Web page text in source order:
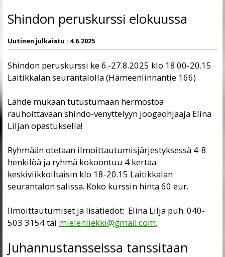
Shindon peruskurssi elokuussa
Uutinen julkaistu : 4.6.2025
Shindon peruskurssi ke 6.-27.8.2025 klo 18.00-20.15
Laitikkalan seurantalolla (Hämeenlinnantie 166)
Lähde mukaan tutustumaan hermostoa
rauhoittavaan shindo-venyttelyyn joogaohjaaja Elina
Liljan opastuksella!
Ryhmään otetaan ilmoittautumisjärjestyksessä 4-8
henkilöä ja ryhmä kokoontuu 4 kertaa
keskiviikkoiltaisin klo 18-20.15 Laitikkalan
seurantalon salissa. Koko kurssin hinta 60 eur.
Ilmoittautumiset ja lisätiedot: Elina Lilja puh. 040-
503 3154 tai mielenliekki@gmail.com.
Juhannustansseissa tanssitaan